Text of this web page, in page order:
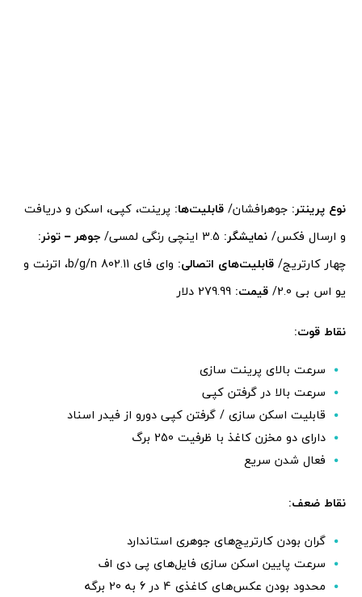
نوع پرینتر: جوهرافشان/ قابلیت‌ها: پرینت، کپی، اسکن و دریافت
و ارسال فکس/ نمایشگر:
جوهر – تونر:
چهار کارتریج/ قابلیت‌های اتصالی:
وای فای 802.11 b/g/n، اترنت و
یو اس بی 2.0/
قیمت:
نقاط قوت:
سرعت بالای پرینت سازی
سرعت بالا در گرفتن کپی
قابلیت اسکن سازی / گرفتن کپی دورو از فیدر اسناد
دارای دو مخزن کاغذ با ظرفیت 250 برگ
فعال شدن سریع
نقاط ضعف:
گران بودن کارتریج‌های جوهری استاندارد
سرعت پایین اسکن سازی فایل‌های پی دی اف
محدود بودن عکس‌های کاغذی 4 در 6 به 20 برگه